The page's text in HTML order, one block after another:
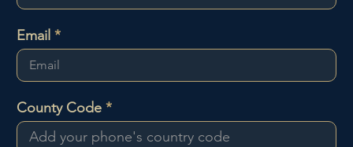
Email
County Code